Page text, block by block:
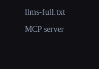
llms-full.txt
MCP server